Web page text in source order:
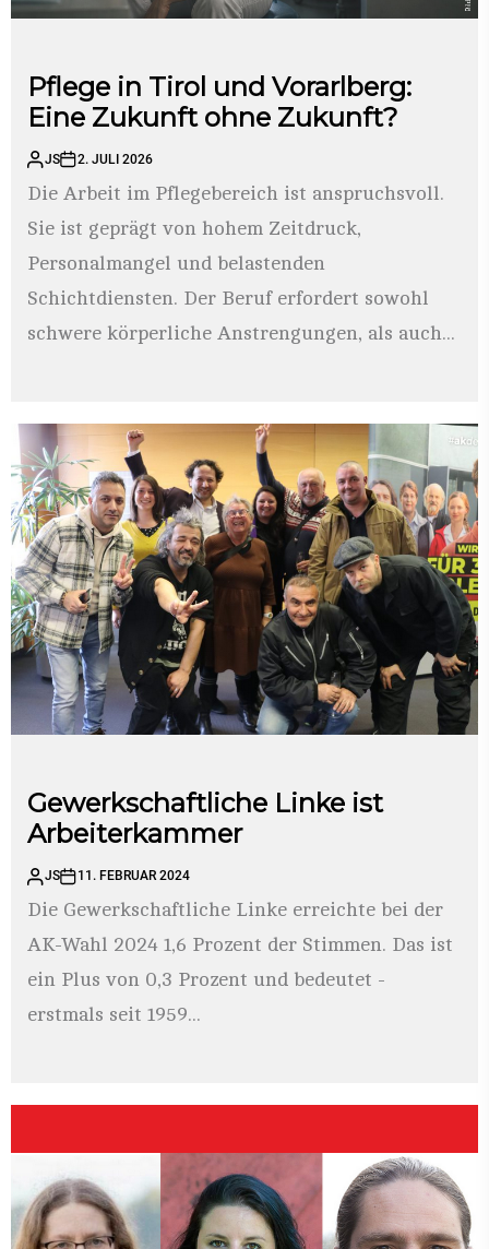
Pflege in Tirol und Vorarlberg:
Eine Zukunft ohne Zukunft?
JS 2. JULI 2026
Die Arbeit im Pflegebereich ist anspruchsvoll.
Sie ist geprägt von hohem Zeitdruck,
Personalmangel und belastenden
Schichtdiensten. Der Beruf erfordert sowohl
schwere körperliche Anstrengungen, als auch...
Gewerkschaftliche Linke ist
Arbeiterkammer
JS 11. FEBRUAR 2024
Die Gewerkschaftliche Linke erreichte bei der
AK-Wahl 2024 1,6 Prozent der Stimmen. Das ist
ein Plus von 0,3 Prozent und bedeutet -
erstmals seit 1959...